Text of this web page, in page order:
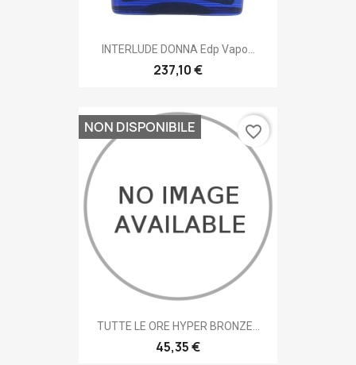
INTERLUDE DONNA Edp Vapo...
237,10 €
TUTTE LE ORE HYPER BRONZE...
45,35 €
NON DISPONIBILE favorite_border